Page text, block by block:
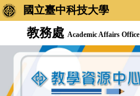
國立臺中科技大學
教務處 Academic Affairs Office